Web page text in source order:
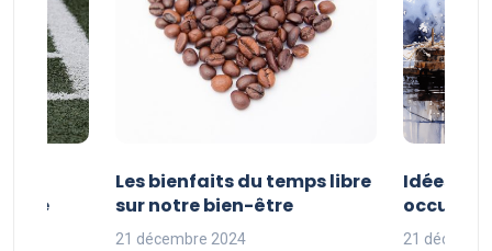
faire
Les bienfaits du temps libre
sur notre bien-être
21 décembre 2024
Idées
occuper
21